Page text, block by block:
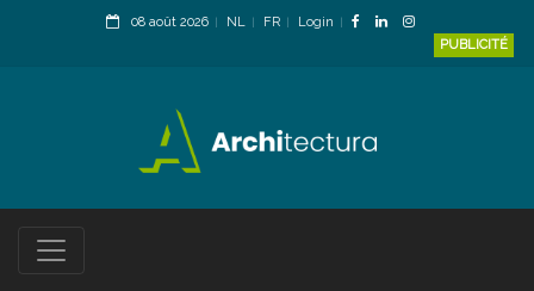
08 août 2026 NL FR
Login
PUBLICITÉ